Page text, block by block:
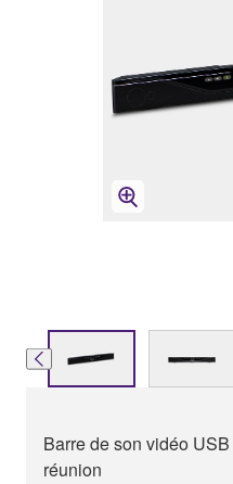
Barre de son vidéo
réunion